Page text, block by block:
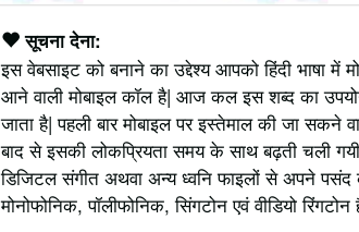
सूचना देना:
इस वेबसाइट को बनाने का उद्देश्य आपको हिंदी भाषा में
आने वाली मोबाइल कॉल है| आज कल इस शब्द का
जाता है| पहली बार मोबाइल पर इस्तेमाल की जा
बाद से इसकी लोकप्रियता समय के साथ बढ़ती चली
डिजिटल संगीत अथवा अन्य ध्वनि फाइलों से अपने
मोनोफोनिक, पॉलीफोनिक, सिंगटोन एवं वीडियो रिंगटोन